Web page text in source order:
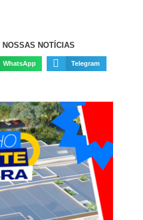
NOTÍCIAS
WhatsApp Telegram